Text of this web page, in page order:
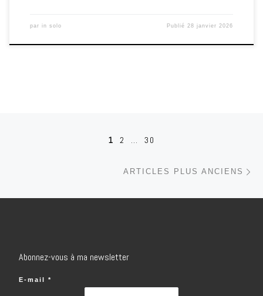
par in solo Publié28 janvier 2026
Navigation dans les articles
1 2 … 30
ARTICLES PLUS ANCIENS
Abonnez-vous à ma newsletter
E-mail *